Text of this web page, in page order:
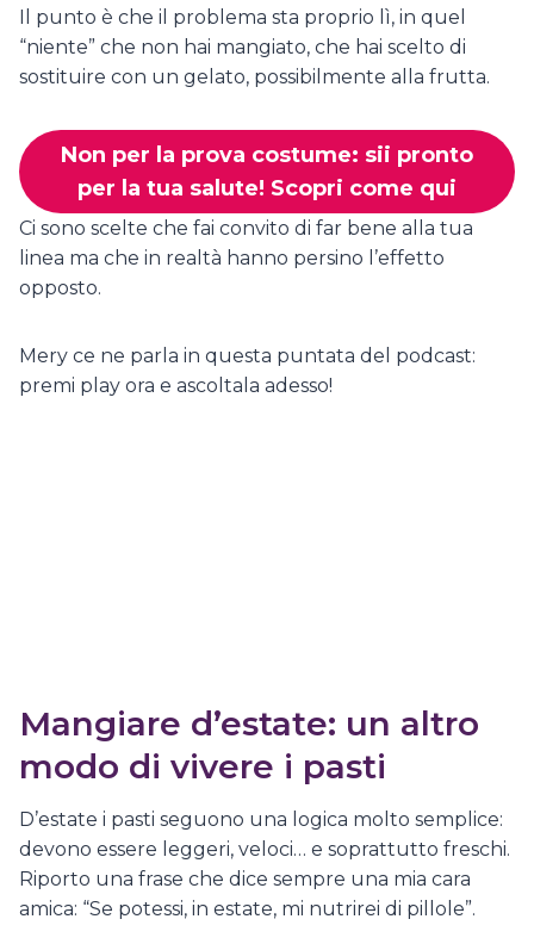
Il punto è che il problema sta proprio lì, in quel
“niente” che non hai mangiato, che hai scelto di
sostituire con un gelato, possibilmente alla frutta.
Non per la prova costume: sii pronto
per la tua salute! Scopri come qui
Ci sono scelte che fai convito di far bene alla tua
linea ma che in realtà hanno persino l’effetto
opposto.
Mery ce ne parla in questa puntata del podcast:
premi play ora e ascoltala adesso!
Mangiare d’estate: un altro
modo di vivere i pasti
D’estate i pasti seguono una logica molto semplice:
devono essere leggeri, veloci… e soprattutto freschi.
Riporto una frase che dice sempre una mia cara
amica: “Se potessi, in estate, mi nutrirei di pillole”.